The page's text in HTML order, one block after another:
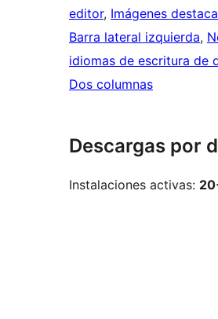
editor, Imágenes
Barra lateral izquierda,
idiomas de escritura de
Dos columnas
Descargas por
Instalaciones activas: